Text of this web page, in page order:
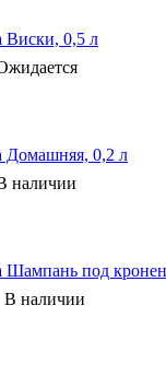
Виски, 0,5 л
Домашняя, 0,2 л
наличии
Шампань под
В наличии